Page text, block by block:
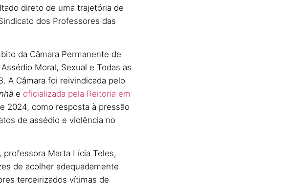
direto de uma trajetória de
dos Professores das
da Câmara Permanente de
Moral, Sexual e Todas as
A Câmara foi reivindicada pelo
e oficializada pela Reitoria em
2024, como resposta à pressão
de assédio e violência no
Marta Lícia Teles,
de acolher adequadamente
terceirizados vítimas de